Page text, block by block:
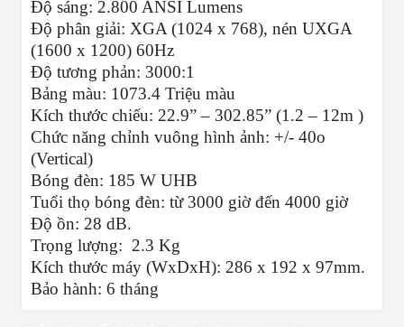
Ðộ sáng: 2.800 ANSI Lumens
Ðộ phân giải: XGA (1024 x 768), nén UXGA
(1600 x 1200) 60Hz
Ðộ tương phản: 3000:1
Bảng màu: 1073.4 Triệu màu
Kích thước chiếu: 22.9” – 302.85” (1.2 – 12m )
Chức năng chỉnh vuông hình ảnh: +/- 40o
(Vertical)
Bóng đèn: 185 W UHB
Tuổi thọ bóng đèn: từ 3000 giờ đến 4000 giờ
Độ ồn: 28 dB.
Trọng lượng: 2.3 Kg
Kích thước máy (WxDxH): 286 x 192 x 97mm.
Bảo hành: 6 tháng